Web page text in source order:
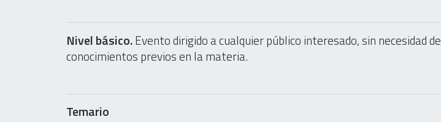
Nivel básico.Evento dirigido a cualquier público interesado, sin necesidad de
conocimientos previos en la materia.
Temario